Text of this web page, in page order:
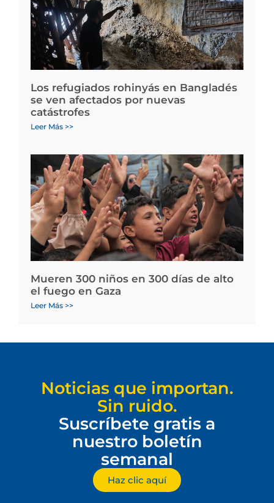
Los refugiados rohinyás en Bangladés
se ven afectados por nuevas
catástrofes
Leer Más >>
Mueren 300 niños en 300 días de alto
el fuego en Gaza
Leer Más >>
Noticias que importan.
Sin ruido.
Suscríbete gratis a
nuestro boletín
semanal
Haz clic aquí